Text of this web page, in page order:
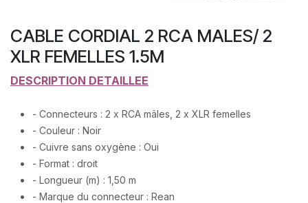
CABLE CORDIAL 2 RCA MALES/ 2
XLR FEMELLES 1.5M
DESCRIPTION DETAILLEE
- Connecteurs : 2 x RCA mâles, 2 x XLR femelles
- Couleur : Noir
- Cuivre sans oxygène : Oui
- Format : droit
- Longueur (m) : 1,50 m
- Marque du connecteur : Rean